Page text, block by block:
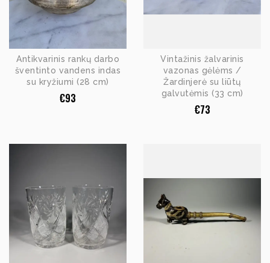
Antikvarinis rankų darbo
šventinto vandens indas
su kryžiumi (28 cm)
€93
Vintažinis žalvarinis
vazonas gėlėms /
Žardinjerė su liūtų
galvutėmis (33 cm)
€73